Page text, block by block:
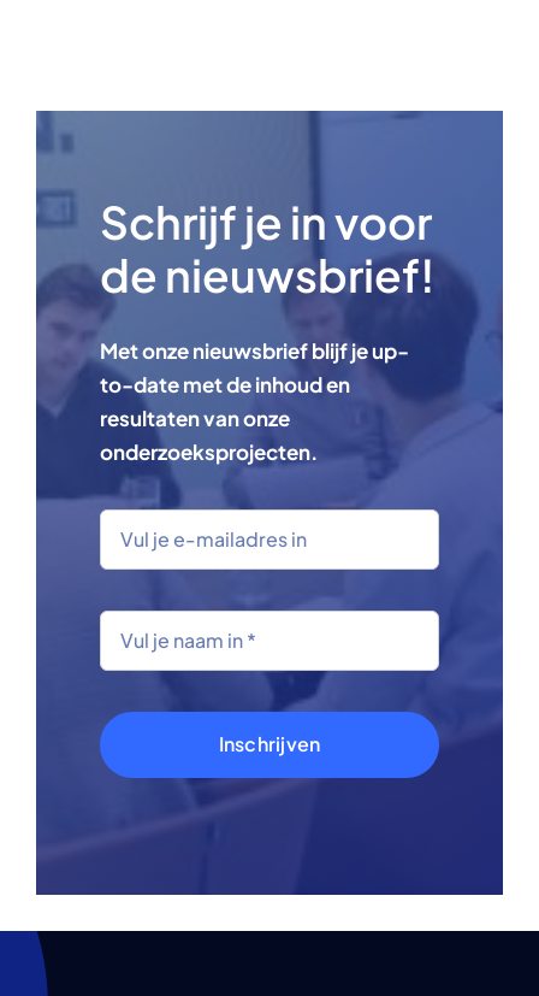
Schrijf je in voor
de nieuwsbrief!
Met onze nieuwsbrief blijf je up-
to-date met de inhoud en
resultaten van onze
onderzoeksprojecten.
Inschrijven